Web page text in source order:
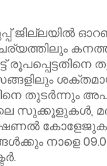
ജില്ലയിൽ
രൂപപ്പെട്ടതിനെ
തുടർന്നും
കോളേജുകൾ
നാളെ